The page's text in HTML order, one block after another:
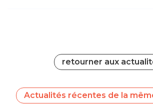
retourner aux
Actualités récentes de la